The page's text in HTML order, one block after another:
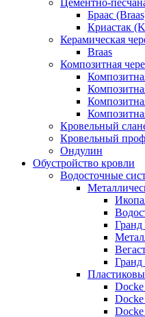
Цементно-
Браас
Криастак
Керамическая
Braas
Композитная
Кровельный
Кровельный
Ондулин
Обустройство кровли
Водосточные
Docke